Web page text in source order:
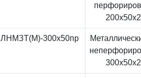
ЛНМЗТ(М)-300x50пр